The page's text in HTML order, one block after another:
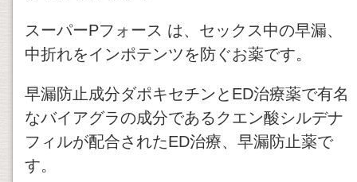
スーパーPフォース は、セックス中の早漏、
中折れをインポテンツを防ぐお薬です。
早漏防止成分ダポキセチンとED治療薬で有名
なバイアグラの成分であるクエン酸シルデナ
フィルが配合されたED治療、早漏防止薬で
す。